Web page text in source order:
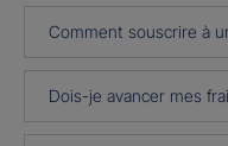
Comment souscrire à
Dois-je avancer mes